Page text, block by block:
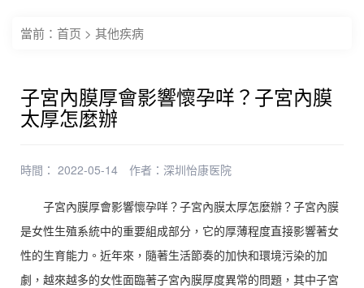
當前： 首页 > 其他疾病
子宮內膜厚會影響懷孕咩？子宮內膜
太厚怎麼辦
時間： 2022-05-14 作者： 深圳怡康医院
子宮內膜厚會影響懷孕咩？子宮內膜太厚怎麼辦？子宮內膜
是女性生殖系統中的重要組成部分，它的厚薄程度直接影響著女
性的生育能力。近年來，隨著生活節奏的加快和環境污染的加
劇，越來越多的女性面臨著子宮內膜厚度異常的問題，其中子宮